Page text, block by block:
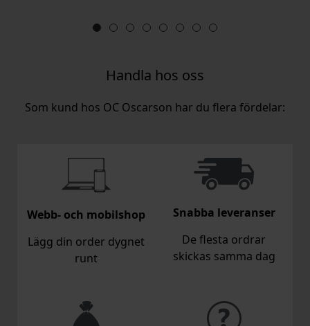
Handla hos oss
Som kund hos OC Oscarson har du flera fördelar:
Webb- och mobilshop
Lägg din order dygnet
runt
Snabba leveranser
De flesta ordrar
skickas samma dag